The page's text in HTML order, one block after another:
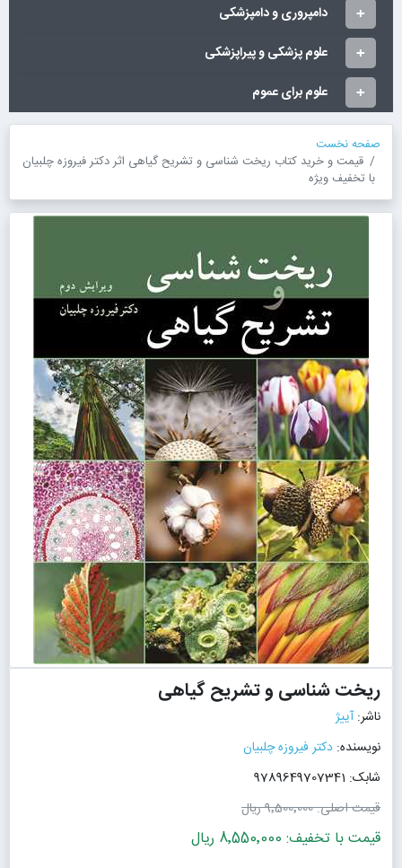
دامپروری و دامپزشکی
علوم پزشکی و پیراپزشکی
علوم برای عموم
صفحه نخست
قیمت و خرید کتاب ریخت شناسی و تشریح گیاهی اثر دکتر فیروزه چلبیان
با تخفیف ویژه
ریخت شناسی و تشریح گیاهی
ناشر:آییژ
نویسنده: دکتر فیروزه چلبیان
شابک: 9789649707341
قیمت اصلی:9٬500٬000 ریال
قیمت با تخفیف: 8٬550٬000 ریال